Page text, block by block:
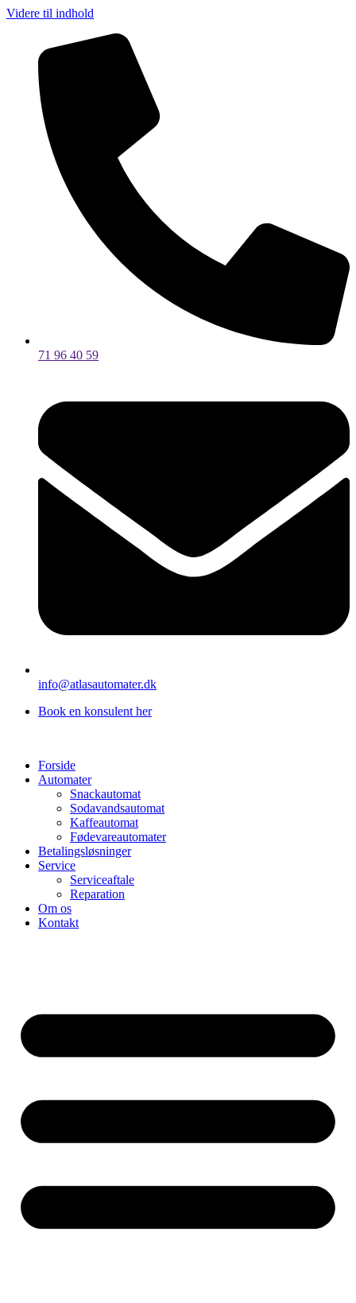
Videre til indhold
71 96 40 59
info@atlasautomater.dk
Book en konsulent her
Forside
Automater
Snackautomat
Sodavandsautomat
Kaffeautomat
Fødevareautomater
Betalingsløsninger
Service
Serviceaftale
Reparation
Om os
Kontakt